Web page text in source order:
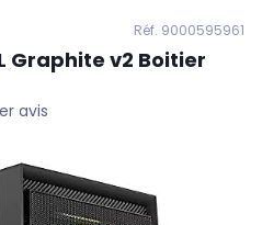
Réf. 9000595961
Graphite v2 Boitier
avis